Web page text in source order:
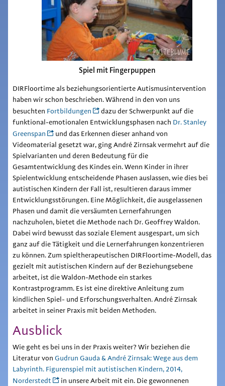
Spiel mit Fingerpuppen
DIRFloortime als beziehungsorientierte Autismusintervention
haben wir schon beschrieben. Während in den von uns
besuchten Fortbildungen
dazu der Schwerpunkt auf die
funktional-emotionalen Entwicklungsphasen nach Dr. Stanley
Greenspan
und das Erkennen dieser anhand von
Videomaterial gesetzt war, ging André Zirnsak vermehrt auf die
Spielvarianten und deren Bedeutung für die
Gesamtentwicklung des Kindes ein. Wenn Kinder in ihrer
Spielentwicklung entscheidende Phasen auslassen, wie dies bei
autistischen Kindern der Fall ist, resultieren daraus immer
Entwicklungsstörungen. Eine Möglichkeit, die ausgelassenen
Phasen und damit die versäumten Lernerfahrungen
nachzuholen, bietet die Methode nach Dr. Geoffrey Waldon.
Dabei wird bewusst das soziale Element ausgespart, um sich
ganz auf die Tätigkeit und die Lernerfahrungen konzentrieren
zu können. Zum spieltherapeutischen DIRFloortime-Modell, das
gezielt mit autistischen Kindern auf der Beziehungsebene
arbeitet, ist die Waldon-Methode ein starkes
Kontrastprogramm. Es ist eine direktive Anleitung zum
kindlichen Spiel- und Erforschungsverhalten. André Zirnsak
arbeitet in seiner Praxis mit beiden Methoden.
Ausblick
Wie geht es bei uns in der Praxis weiter? Wir beziehen die
Literatur von Gudrun Gauda & André Zirnsak: Wege aus dem
Labyrinth. Figurenspiel mit autistischen Kindern, 2014,
Norderstedt
in unsere Arbeit mit ein. Die gewonnenen